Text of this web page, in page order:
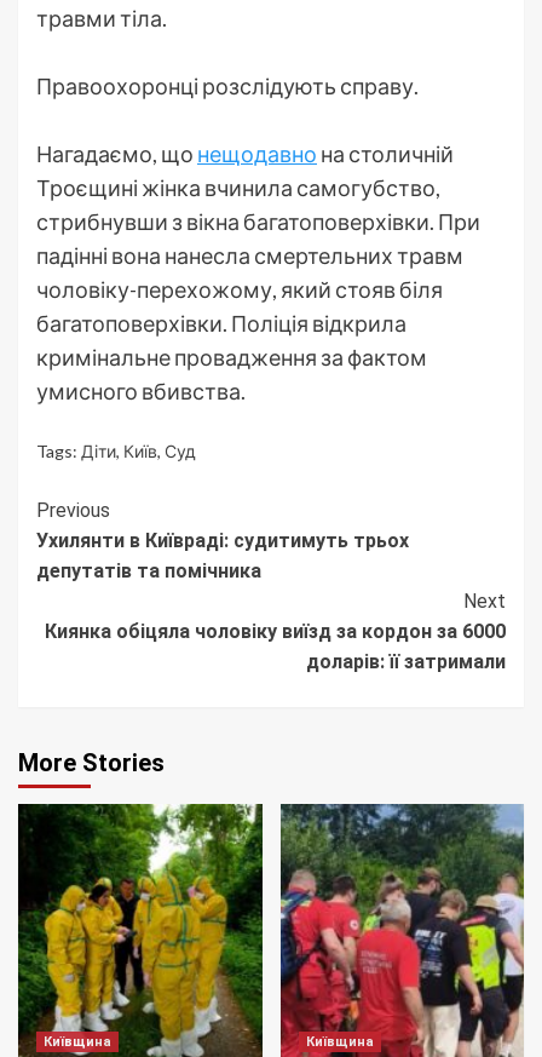
травми тіла.
Правоохоронці розслідують справу.
Нагадаємо, що нещодавно на столичній
Троєщині жінка вчинила самогубство,
стрибнувши з вікна багатоповерхівки. При
падінні вона нанесла смертельних травм
чоловіку-перехожому, який стояв біля
багатоповерхівки. Поліція відкрила
кримінальне провадження за фактом
умисного вбивства.
Tags: Діти, Київ, Суд
Continue
Reading
Previous
Ухилянти в Київраді: судитимуть трьох
депутатів та помічника
Next
Киянка обіцяла чоловіку виїзд за кордон за 6000
доларів: її затримали
More Stories
Київщина Київщина